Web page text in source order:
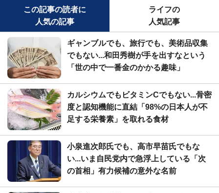
この記事の読者に
人気の記事
ライフの
人気記事
ギャンブルでも、旅行でも、美術品収集
でもない...和田秀樹が手を出すなという
「世の中で一番金のかかる趣味」
カルシウムでもビタミンCでもない...骨密
度と認知機能に直結「98%の日本人が不
足する栄養素」を取れる食材
小泉進次郎氏でも、高市早苗氏でもな
い...いま自民党内で急浮上している「次
の首相」有力候補の意外な名前